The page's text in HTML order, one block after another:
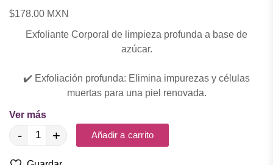
$178.00 MXN
Exfoliante Corporal de limpieza profunda a base de
azúcar.
✔️ Exfoliación profunda: Elimina impurezas y células
muertas para una piel renovada.
la piel muy suave.
🍬🩷 Aroma irresistible: Envuelve tu piel con notas de
Ver más
- + Añadir a carrito